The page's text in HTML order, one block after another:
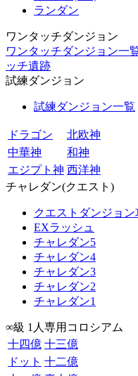
ランダン
ワンタッチダンジョン
ワンタッチダンジョン一
ッチ遺跡
試練ダンジョン
試練ダンジョン一覧
ドラゴン
北欧神
中華神
和神
エジプト神 西洋神
チャレダン(クエスト)
クエストダンジョン
EXラッシュ
チャレダン5
チャレダン4
チャレダン3
チャレダン2
チャレダン1
∞級 1人専用コロシアム
十四億 十三億
ドット 十二億